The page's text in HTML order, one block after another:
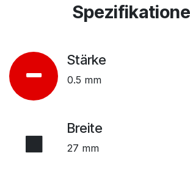
Stärke
0.5 mm
Breite
27 mm